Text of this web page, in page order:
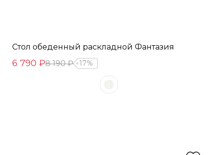
Стол обеденный раскладной Фантазия
6 790 ₽8 190 ₽ 17%